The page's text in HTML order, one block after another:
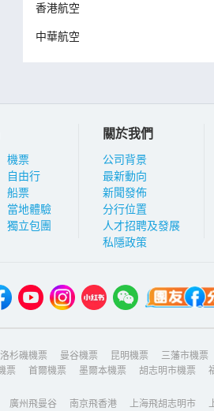
香港航空
中華航空
機票
自由行
船票
當地體驗
獨立包團
關於我們
公司背景
最新動向
新聞發佈
分行位置
人才招聘及發展
私隱政策
洛杉磯機票 曼谷機票 昆明機票 三藩市機票
票
首爾機票 墨爾本機票 胡志明市機票
廣州飛曼谷 南京飛香港 上海飛胡志明市